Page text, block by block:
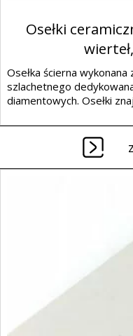
Osełki
Osełka ścierna
szlachetnego
diamentowych. Osełki